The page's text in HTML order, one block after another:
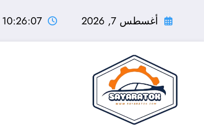
أغسطس 7, 2026 10:26:08 AM